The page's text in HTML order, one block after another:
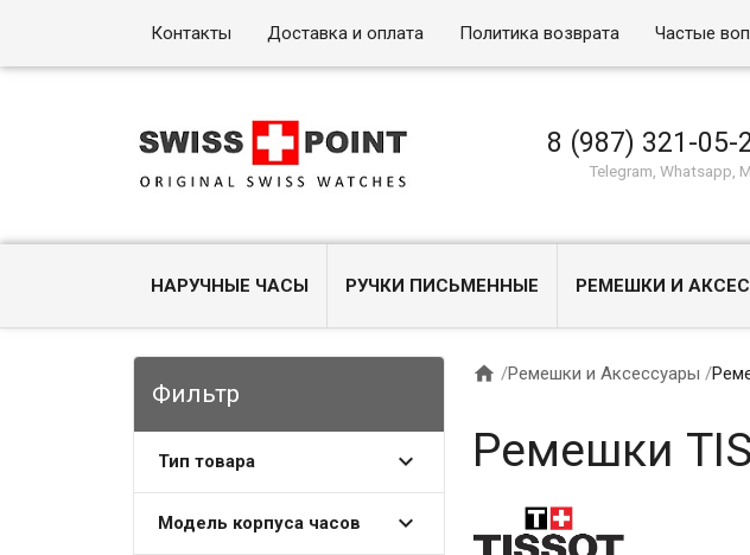
Контакты Доставка и оплата Политика возврата Частые
8 (987) 321-05-
Telegram, Whatsapp,
НАРУЧНЫЕ ЧАСЫ РУЧКИ ПИСЬМЕННЫЕ РЕМЕШКИ И
Фильтр
Тип товара
Модель корпуса часов
 /Ремешки и Аксессуары /
Ремешки